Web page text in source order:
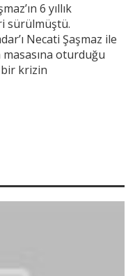
6 yıllık
sürülmüştü.
Necati Şaşmaz ile
masasına oturduğu
bir krizin